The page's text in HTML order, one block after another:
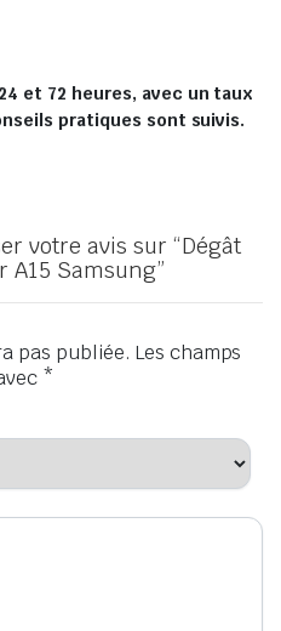
et 72 heures, avec un taux
pratiques sont suivis.
votre avis sur “Dégât
A15 Samsung”
pas publiée. Les champs
*